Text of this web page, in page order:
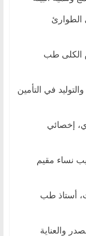
الطوارئ
الكلى طب
في التأمين
إخصائي
نساء مقيم
أستاذ طب
والعناية